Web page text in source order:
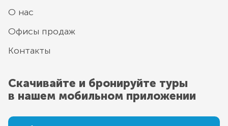
О нас
Офисы продаж
Контакты
Скачивайте и бронируйте туры
в нашем мобильном приложении